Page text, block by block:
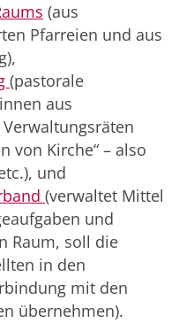
(aus
Pfarreien und aus
(pastorale
aus
von Kirche“ – also
und
(verwaltet Mittel
und
Raum, soll die
in den
mit den
übernehmen).